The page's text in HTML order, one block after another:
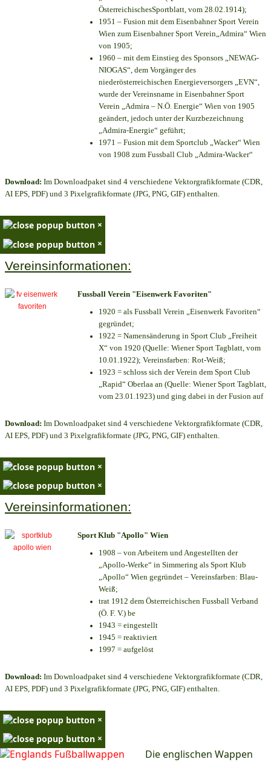
ÖsterreichischesSportblatt, vom 28.02.1914);
1951 – Fusion mit dem Eisenbahner Sport Verein
Wien zum Eisenbahner Sport Verein„Admira“ Wien
von 1905;
1960 – mit dem Einstieg des Sponsors „NEWAG-
NIOGAS“, dem Vorgänger des
niederösterreichischen Energieversorgers „EVN“,
wurde der Vereinsname in Eisenbahner Sport
Verein „Admira – N.Ö. Energie“ Wien von 1905
geändert, jedoch unter der Kurzbezeichnung
„Admira-Energie“ geführt;
1971 – Fusion mit dem Sportclub „Wacker“ Wien
von 1908 zum Fussball Club „Admira-Wacker“
Download: Im Downloadpaket sind 4 verschiedene Vektorgrafikformate (CDR,
AI EPS, PDF) und 3 Pixelgrafikformate (JPG, PNG, GIF) enthalten.
×
×
Vereinsinformationen:
Fussball Verein "Eisenwerk Favoriten"
1920 = als Fussball Verein „Eisenwerk Favoriten“
gegründet;
1922 = Namensänderung in Sport Club „Freiheit
X“ von 1920 (Quelle: Wiener Sport Tagblatt, vom
10.01.1922); Vereinsfarben: Rot-Weiß;
1923 = schloss sich der Verein dem Sport Club
„Rapid“ Oberlaa an (Quelle: Wiener Sport Tagblatt,
vom 23.01.1923) und ging dabei in der Fusion auf
Download: Im Downloadpaket sind 4 verschiedene Vektorgrafikformate (CDR,
AI EPS, PDF) und 3 Pixelgrafikformate (JPG, PNG, GIF) enthalten.
×
×
Vereinsinformationen:
Sport Klub "Apollo" Wien
1908 – von Arbeitern und Angestellten der
„Apollo-Werke“ in Simmering als Sport Klub
„Apollo“ Wien gegründet – Vereinsfarben: Blau-
Weiß;
trat 1912 dem Österreichischen Fussball Verband
(Ö. F. V.) be
1943 = eingestellt
1945 = reaktiviert
1997 = aufgelöst
Download: Im Downloadpaket sind 4 verschiedene Vektorgrafikformate (CDR,
AI EPS, PDF) und 3 Pixelgrafikformate (JPG, PNG, GIF) enthalten.
×
×
Die englischen Wappen